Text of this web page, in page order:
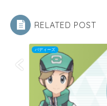
RELATED POST
バディーズ